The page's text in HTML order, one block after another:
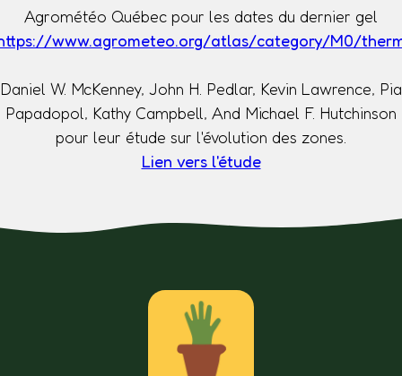
Agrométéo Québec pour les dates du dernier gel
www.agrometeo.org/atlas/category/M0/
Daniel W. McKenney, John H. Pedlar, Kevin Lawrence, Pia
Papadopol, Kathy Campbell, And Michael F. Hutchinson
pour leur étude sur l'évolution des zones.
Lien vers l'étude